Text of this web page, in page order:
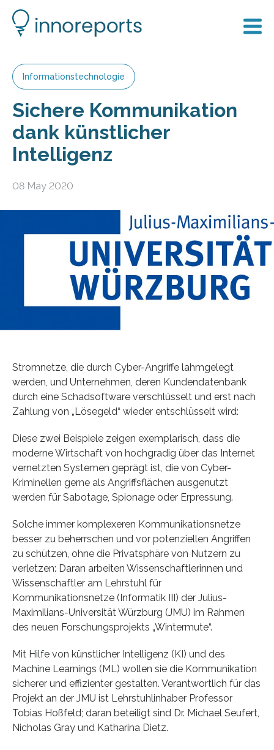
Informationstechnologie
Sichere Kommunikation
dank künstlicher
Intelligenz
08 May 2020
Stromnetze, die durch Cyber-Angriffe lahmgelegt
werden, und Unternehmen, deren Kundendatenbank
durch eine Schadsoftware verschlüsselt und erst nach
Zahlung von „Lösegeld“ wieder entschlüsselt wird:
Diese zwei Beispiele zeigen exemplarisch, dass die
moderne Wirtschaft von hochgradig über das Internet
vernetzten Systemen geprägt ist, die von Cyber-
Kriminellen gerne als Angriffsflächen ausgenutzt
werden für Sabotage, Spionage oder Erpressung.
Solche immer komplexeren Kommunikationsnetze
besser zu beherrschen und vor potenziellen Angriffen
zu schützen, ohne die Privatsphäre von Nutzern zu
verletzen: Daran arbeiten Wissenschaftlerinnen und
Wissenschaftler am Lehrstuhl für
Kommunikationsnetze (Informatik III) der Julius-
Maximilians-Universität Würzburg (JMU) im Rahmen
des neuen Forschungsprojekts „Wintermute“.
Mit Hilfe von künstlicher Intelligenz (KI) und des
Machine Learnings (ML) wollen sie die Kommunikation
sicherer und effizienter gestalten. Verantwortlich für das
Projekt an der JMU ist Lehrstuhlinhaber Professor
Tobias Hoßfeld; daran beteiligt sind Dr. Michael Seufert,
Nicholas Gray und Katharina Dietz.